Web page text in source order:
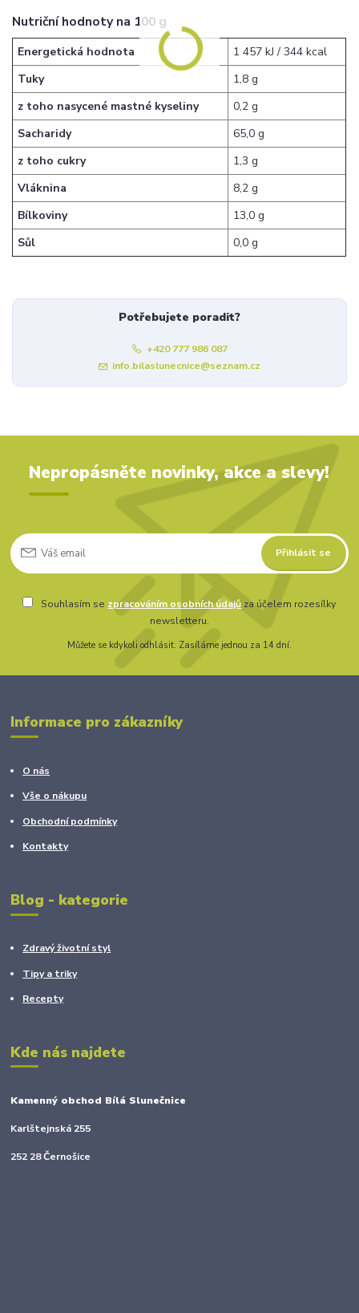
Nutriční hodnoty na 100 g
Energetická hodnota
1 457 kJ / 344 kcal
Tuky
1,8 g
z toho nasycené mastné kyseliny
0,2 g
Sacharidy
65,0 g
z toho cukry
1,3 g
Vláknina
8,2 g
Bílkoviny
13,0 g
Sůl
0,0 g
Potřebujete poradit?
+420 777 986 087
info.bilaslunecnice@seznam.cz
Nepropásněte novinky, akce a slevy!
Přihlásit se
Souhlasím se zpracováním osobních údajů za účelem rozesílky
newsletteru.
Můžete se kdykoli odhlásit. Zasíláme jednou za 14 dní.
Informace pro zákazníky
O nás
Vše o nákupu
Obchodní podmínky
Kontakty
Blog - kategorie
Zdravý životní styl
Tipy a triky
Recepty
Kde nás najdete
Kamenný obchod Bílá Slunečnice
Karlštejnská 255
252 28 Černošice